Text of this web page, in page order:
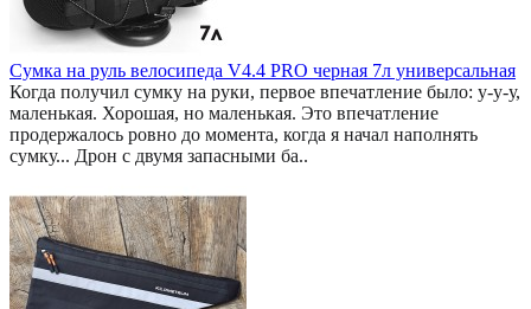
Сумка на руль велосипеда V4.4 PRO черная 7л универсальная
Когда получил сумку на руки, первое впечатление было: у-у-у,
маленькая. Хорошая, но маленькая. Это впечатление
продержалось ровно до момента, когда я начал наполнять
сумку... Дрон с двумя запасными ба..